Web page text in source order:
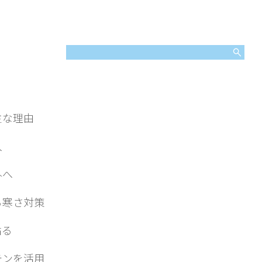
理由
さ対策
を活用